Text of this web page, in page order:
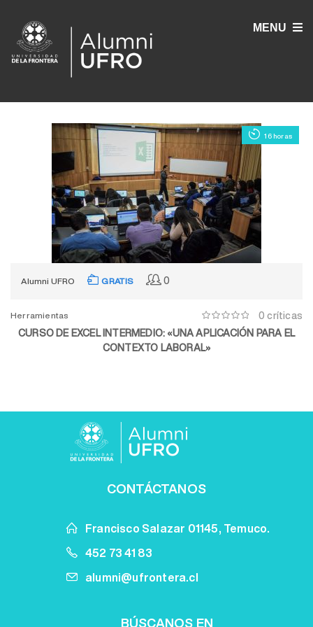
MENU
16 horas
Alumni UFRO GRATIS 0
Herramientas
0 críticas
CURSO DE EXCEL INTERMEDIO: «UNA APLICACIÓN PARA EL
CONTEXTO LABORAL»
CONTÁCTANOS
Francisco Salazar 01145, Temuco.
452 73 41 83
alumni@ufrontera.cl
BÚSCANOS EN